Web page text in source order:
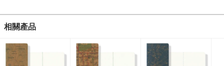
相關產品